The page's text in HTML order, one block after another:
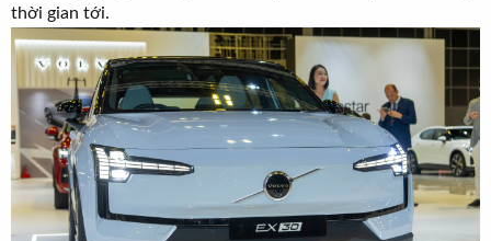
thời gian tới.